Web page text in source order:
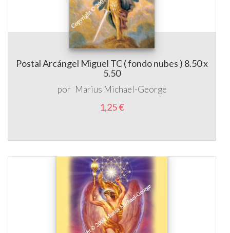
Postal Arcángel Miguel TC ( fondo nubes ) 8.50 x
5.50
por Marius Michael-George
1,25 €